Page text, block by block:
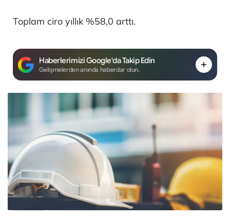
Toplam ciro yıllık %58,0 arttı.
Haberlerimizi Google'da Takip Edin
Gelişmelerden anında haberdar olun.